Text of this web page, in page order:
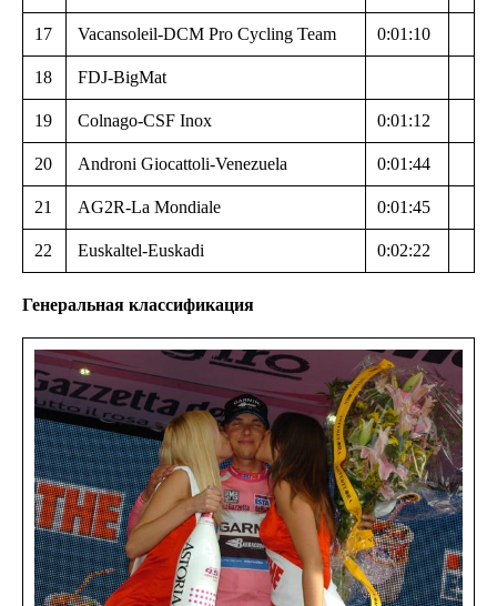
17 Vacansoleil-DCM Pro Cycling Team 0:01:10
18 FDJ-BigMat
19 Colnago-CSF Inox 0:01:12
20 Androni Giocattoli-Venezuela 0:01:44
21 AG2R-La Mondiale 0:01:45
22 Euskaltel-Euskadi 0:02:22
Генеральная классификация